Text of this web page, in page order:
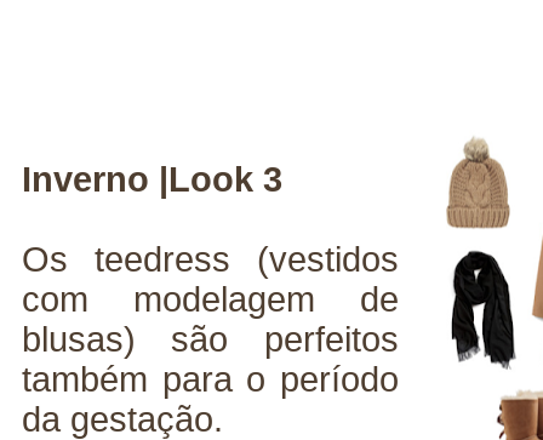
Inverno |Look 3
Os teedress (vestidos
com modelagem de
blusas) são perfeitos
também para o período
da gestação.